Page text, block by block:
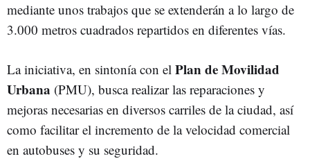
mediante unos trabajos que se extenderán a lo largo de
3.000 metros cuadrados repartidos en diferentes vías.
La iniciativa, en sintonía con el Plan de Movilidad
Urbana (PMU), busca realizar las reparaciones y
mejoras necesarias en diversos carriles de la ciudad, así
como facilitar el incremento de la velocidad comercial
en autobuses y su seguridad.